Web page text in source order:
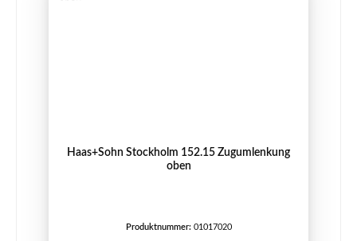
Haas+Sohn Stockholm 152.15 Zugumlenkung
oben
Produktnummer: 01017020